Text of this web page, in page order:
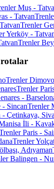
Muş -
- Tatvan
Trenler
Yerköy -
Trenler
Trenler
Trenler
-
- SincanTrenler
- Çetinkaya,
İli -
Paris -
Trenler
Adıyaman
Balingen -